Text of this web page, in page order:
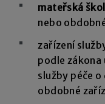
mateřská
nebo
zařízení
podle
služby péče
obdobné